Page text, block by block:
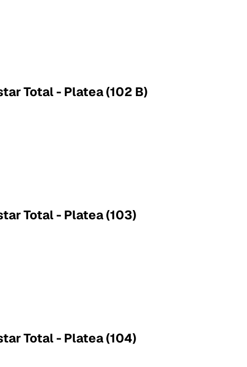
Total - Platea (102 B)
Total - Platea (103)
Total - Platea (104)